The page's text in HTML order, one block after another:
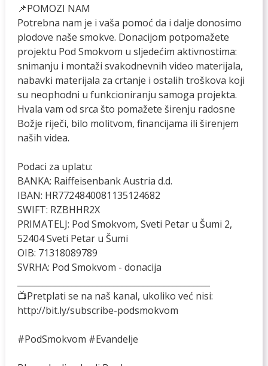
📌POMOZI NAM
Potrebna nam je i vaša pomoć da i dalje donosimo
plodove naše smokve. Donacijom potpomažete
projektu Pod Smokvom u sljedećim aktivnostima:
snimanju i montaži svakodnevnih video materijala,
nabavki materijala za crtanje i ostalih troškova koji
su neophodni u funkcioniranju samoga projekta.
Hvala vam od srca što pomažete širenju radosne
Božje riječi, bilo molitvom, financijama ili širenjem
naših videa.
Podaci za uplatu:
BANKA: Raiffeisenbank Austria d.d.
IBAN: HR7724840081135124682
SWIFT: RZBHHR2X
PRIMATELJ: Pod Smokvom, Sveti Petar u Šumi 2,
52404 Sveti Petar u Šumi
OIB: 71318089789
SVRHA: Pod Smokvom - donacija
📺Pretplati se na naš kanal, ukoliko već nisi:
http://bit.ly/subscribe-podsmokvom
#PodSmokvom #Evandelje